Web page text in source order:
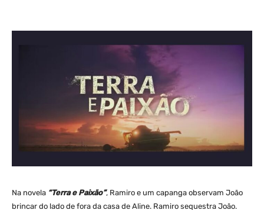
Na novela “Terra e Paixão”, Ramiro e um capanga observam João
brincar do lado de fora da casa de Aline. Ramiro sequestra João.